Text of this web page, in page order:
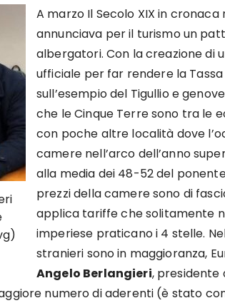
A marzo Il Secolo XIX in cronaca
annunciava per il turismo un
albergatori. Con la creazione di
ufficiale per far rendere la Tassa
sull’esempio del Tigullio e
che le Cinque Terre sono tra le
con poche altre località dove
camere nell’arco dell’anno
alla media dei 48-52 del
prezzi della camere sono di
applica tariffe che solitamente
imperiese praticano i 4 stelle.
stranieri sono in maggioranza,
Angelo Berlangieri, presidente
numero di aderenti (è stato